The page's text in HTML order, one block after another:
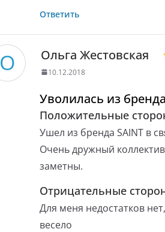
Ответить
О Ольга Жестовская
10.12.2018
Уволилась из
Положительные
Ушел из бренда SAINT в
Очень дружный
заметны.
Отрицательные
Для меня недостатков
весело